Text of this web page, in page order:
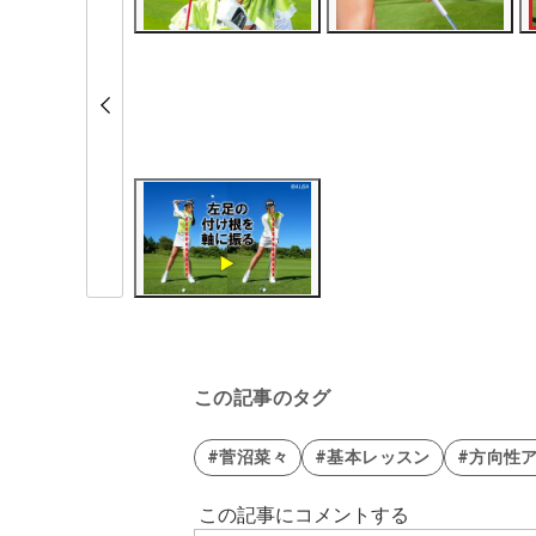
この記事のタグ
#菅沼菜々 #基本レッスン #方向性